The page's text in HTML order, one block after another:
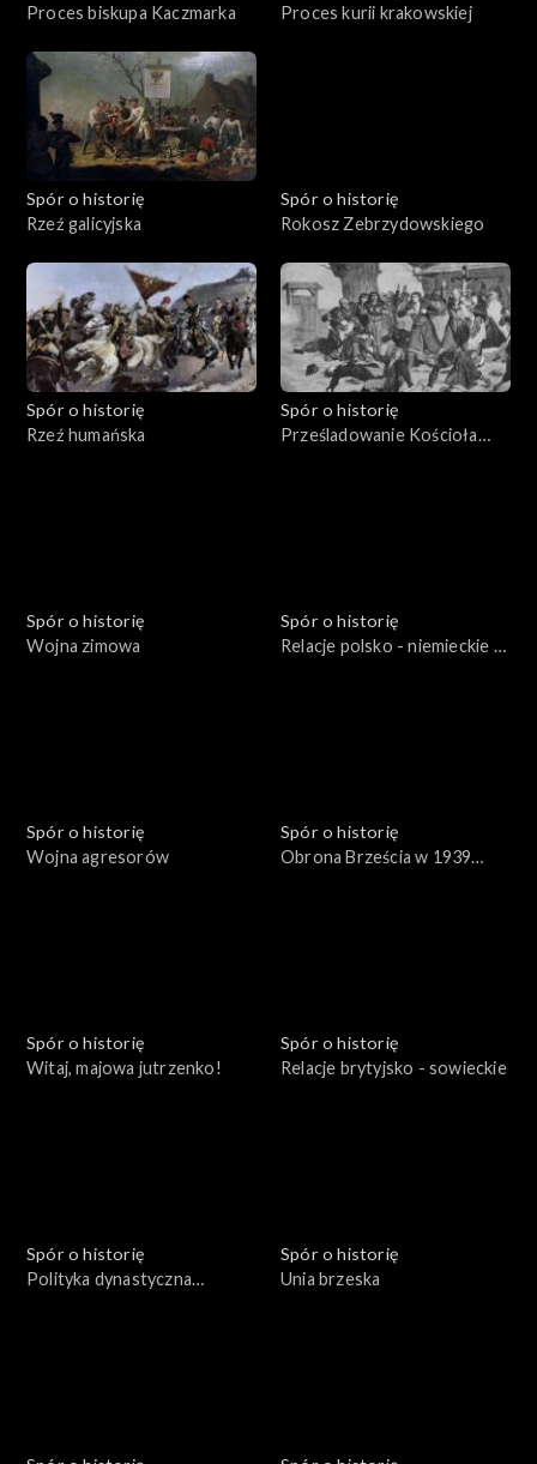
Proces biskupa Kaczmarka
Proces kurii krakowskiej
Spór o historię
Rzeź galicyjska
Spór o historię
Rokosz Zebrzydowskiego
Spór o historię
Rzeź humańska
Spór o historię
Prześladowanie Kościoła
Spór o historię
Wojna zimowa
Spór o historię
Relacje polsko - niemieckie w
Spór o historię
Wojna agresorów
Spór o historię
Obrona Brześcia w 1939
Spór o historię
Witaj, majowa jutrzenko!
Spór o historię
Relacje brytyjsko - sowieckie
Spór o historię
Polityka dynastyczna
Spór o historię
Unia brzeska